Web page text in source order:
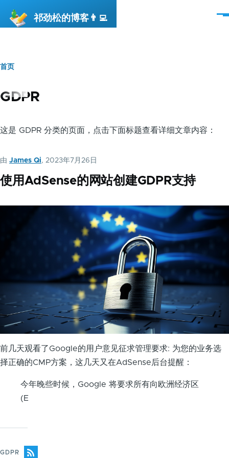
祁劲松的博客👨‍💻
菜
面
包
首页
GDPR
这是 GDPR 分类的页面，点击下面标题查看详细文章内容：
由 James Qi, 2023年7月26日
使用AdSense的网站创建GDPR支持
前几天观看了Google的用户意见征求管理要求: 为您的业务选
择正确的CMP方案，这几天又在AdSense后台提醒：
今年晚些时候，Google 将要求所有向欧洲经济区
(E
GDPR